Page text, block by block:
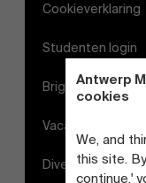
Antwerp
cookies
We, and
this site.
continue,'
Cookieverklaring
Studenten login
Brightspace
Vacatures
Diversiteits- en